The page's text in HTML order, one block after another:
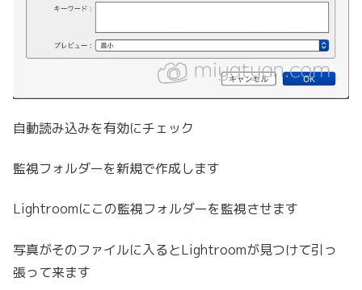
自動読み込みを有効にチェック
監視フォルダーを新規で作成します
Lightroomにこの監視フォルダーを監視させます
写真がそのファイルに入るとLightroomが見つけて引っ
張って来ます